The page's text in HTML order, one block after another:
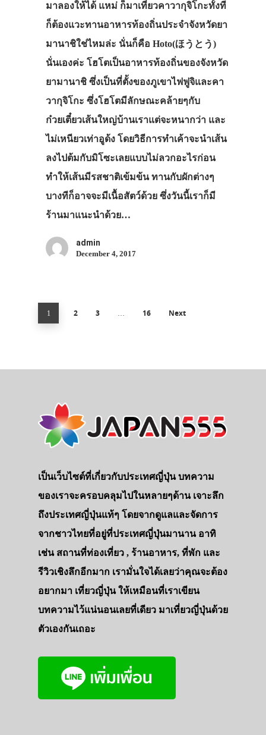
มาลองให้ได้ แหม่ ก็มาเที่ยวคาวากุจิโกะทั้งที
ก็ต้องแวะทานอาหารท้องถิ่นประจำจังหวัดยา
มานาชิใช่ไหมล่ะ นั่นก็คือ Hoto(ほうとう)
นั่นเองค่ะ โฮโตเป็นอาหารท้องถิ่นของจังหวัด
ยามานาชิ ซึ่งเป็นที่ตั้งของภูเขาไฟฟูจิและคา
วากุจิโกะ ซึ่งโฮโตมีลักษณะคล้ายๆกับ
ก๋วยเตี๋ยวเส้นใหญ่บ้านเราแต่จะหนากว่า และ
ไม่เหนียวเท่าอูด้ง โดยวิธีการทำเค้าจะนำเส้น
ลงไปต้มกับมิโซะเลยแบบไม่ลวกอะไรก่อน
ทำให้เส้นมีรสชาติเข้มข้น ทานกับผักต่างๆ
บางทีก็อาจจะมีเนื้อสัตว์ด้วย ซึ่งวันนี้เราก็มี
ร้านมาแนะนำด้วย…
admin
December 4, 2017
1 2 3 … 16 Next
เป็นเว็บไซต์ที่เกี่ยวกับประเทศญี่ปุ่น บทความ
ของเราจะครอบคลุมไปในหลายๆด้าน เจาะลึก
ถึงประเทศญี่ปุ่นแท้ๆ โดยจากดูแลและจัดการ
จากชาวไทยที่อยู่ที่ประเทศญี่ปุ่นมานาน อาทิ
เช่น สถานที่ท่องเที่ยว , ร้านอาหาร, ที่พัก และ
รีวิวเชิงลึกอีกมาก เรามั่นใจได้เลยว่าคุณจะต้อง
อยากมา เที่ยวญี่ปุ่น ให้เหมือนที่เราเขียน
บทความไว้แน่นอนเลยที่เดียว มาเที่ยวญี่ปุ่นด้วย
ตัวเองกันเถอะ